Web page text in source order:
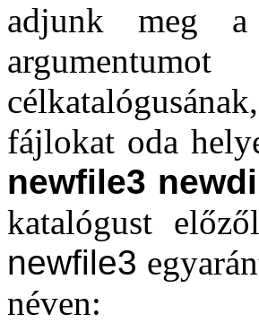
adjunk meg
fájlokat oda
newfile3
katalógust
newfile3
néven: